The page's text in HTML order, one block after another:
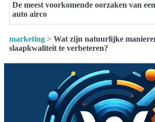
De meest voorkomende oorzaken van
auto airco
marketing > Wat zijn natuurlijke
slaapkwaliteit te verbeteren?